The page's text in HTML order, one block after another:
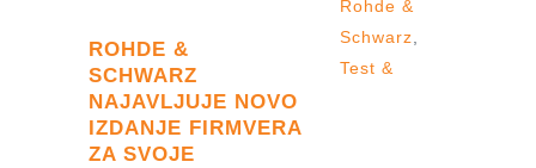
ROHDE &
SCHWARZ
NAJAVLJUJE NOVO
IZDANJE FIRMVERA
ZA SVOJE
Rohde &
Schwarz
Test &